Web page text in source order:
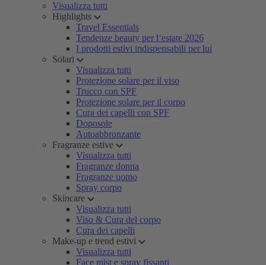
Visualizza tutti
Highlights
Travel Essentials
Tendenze beauty per l’estate 2026
I prodotti estivi indispensabili per lui
Solari
Visualizza tutti
Protezione solare per il viso
Trucco con SPF
Protezione solare per il corpo
Cura dei capelli con SPF
Doposole
Autoabbronzante
Fragranze estive
Visualizza tutti
Fragranze donna
Fragranze uomo
Spray corpo
Skincare
Visualizza tutti
Viso & Cura del corpo
Cura dei capelli
Make-up e trend estivi
Visualizza tutti
Face mist e spray fissanti